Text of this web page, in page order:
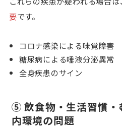
要です。
コロナ感染による味覚障害
糖尿病による唾液分泌異常
全身疾患のサイン
⑤ 飲食物・生活習慣・
内環境の問題